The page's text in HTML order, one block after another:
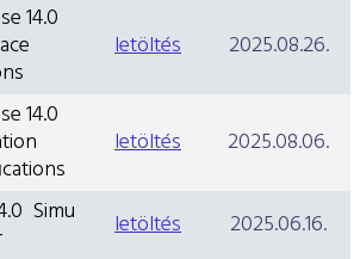
14.0
letöltés
2025.08.26.
14.0
letöltés
2025.08.06.
Simu
letöltés 2025.06.16.